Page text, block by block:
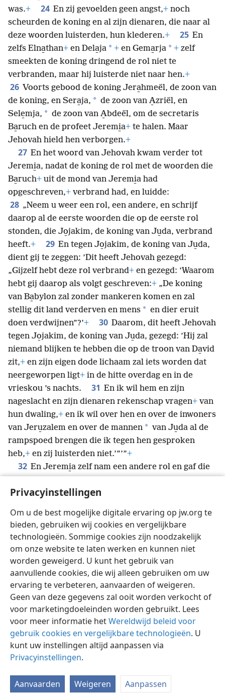
Privacyinstellingen
Om u de best mogelijke digitale ervaring op jw.org te
bieden, gebruiken wij cookies en vergelijkbare
technologieën. Sommige cookies zijn noodzakelijk
om onze website te laten werken en kunnen niet
worden geweigerd. U kunt het gebruik van
aanvullende cookies, die wij alleen gebruiken om uw
ervaring te verbeteren, aanvaarden of weigeren.
Geen van deze gegevens zal ooit worden verkocht of
voor marketingdoeleinden worden gebruikt. Lees
voor meer informatie hetWereldwijd beleid voor
gebruik cookies en vergelijkbare technologieën. U
kunt uw instellingen altijd aanpassen via
Privacyinstellingen.
Aanvaarden Weigeren Aanpassen
was.+ 24 En zij gevoelden geen angst,+ noch
scheurden de koning en al zijn dienaren, die naar al
deze woorden luisterden, hun klederen.+ 25 En
zelfs Elna̱than+ en Dela̱ja * + en Gema̱rja * + zelf
smeekten de koning dringend de rol niet te
verbranden, maar hij luisterde niet naar hen.+
26 Voorts gebood de koning Jera̱hmeël, de zoon van
de koning, en Sera̱ja, * de zoon van A̱zriël, en
Sele̱mja, * de zoon van A̱bdeël, om de secretaris
Ba̱ruch en de profeet Jeremi̱a+ te halen. Maar
Jehovah hield hen verborgen.+
27 En het woord van Jehovah kwam verder tot
Jeremi̱a, nadat de koning de rol met de woorden die
Ba̱ruch+ uit de mond van Jeremi̱a had
opgeschreven,+ verbrand had, en luidde:
28 „Neem u weer een rol, een andere, en schrijf
daarop al de eerste woorden die op de eerste rol
stonden, die Jo̱jakim, de koning van Ju̱da, verbrand
heeft.+ 29 En tegen Jo̱jakim, de koning van Ju̱da,
dient gij te zeggen: ’Dit heeft Jehovah gezegd:
„Gijzelf hebt deze rol verbrand+ en gezegd: ’Waarom
hebt gij daarop als volgt geschreven:+ „De koning
van Ba̱bylon zal zonder mankeren komen en zal
stellig dit land verderven en mens * en dier eruit
doen verdwijnen”?’+ 30 Daarom, dit heeft Jehovah
tegen Jo̱jakim, de koning van Ju̱da, gezegd: ’Hij zal
niemand blijken te hebben die op de troon van Da̱vid
zit,+ en zijn eigen dode lichaam zal iets worden dat
neergeworpen ligt+ in de hitte overdag en in de
vrieskou ’s nachts.
31 En ik wil hem en zijn
nageslacht en zijn dienaren rekenschap vragen+ van
hun dwaling,+ en ik wil over hen en over de inwoners
van Jeru̱zalem en over de mannen * van Ju̱da al de
rampspoed brengen die ik tegen hen gesproken
heb,+ en zij luisterden niet.’”’”+
32 En Jeremi̱a zelf nam een andere rol en gaf die
die vervolgens daarop uit de mond
koning van Ju̱da, in het vuur had verbrand; +
en er
werden nog vele dergelijke woorden aan toegevoegd.
Nederlands Delen Instellingen
Copyright © 2026 Watch Tower Bible and Tract Society of Pennsylvania
Gebruiksvoorwaarden Privacybeleid
Privacyinstellingen
JW.ORG
Inloggen